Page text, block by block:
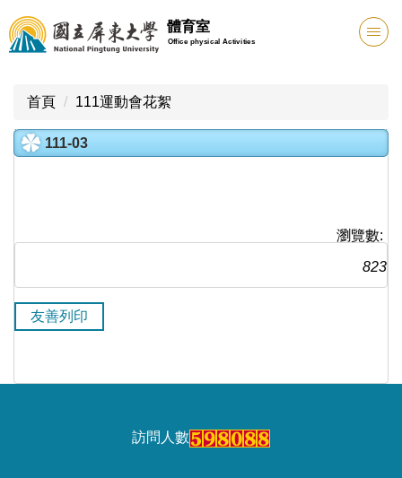
跳
到
主
區
體育室
Office physical Activities
首頁 111運動會花絮
111-03
瀏覽數:
823
友善列印
訪問人數